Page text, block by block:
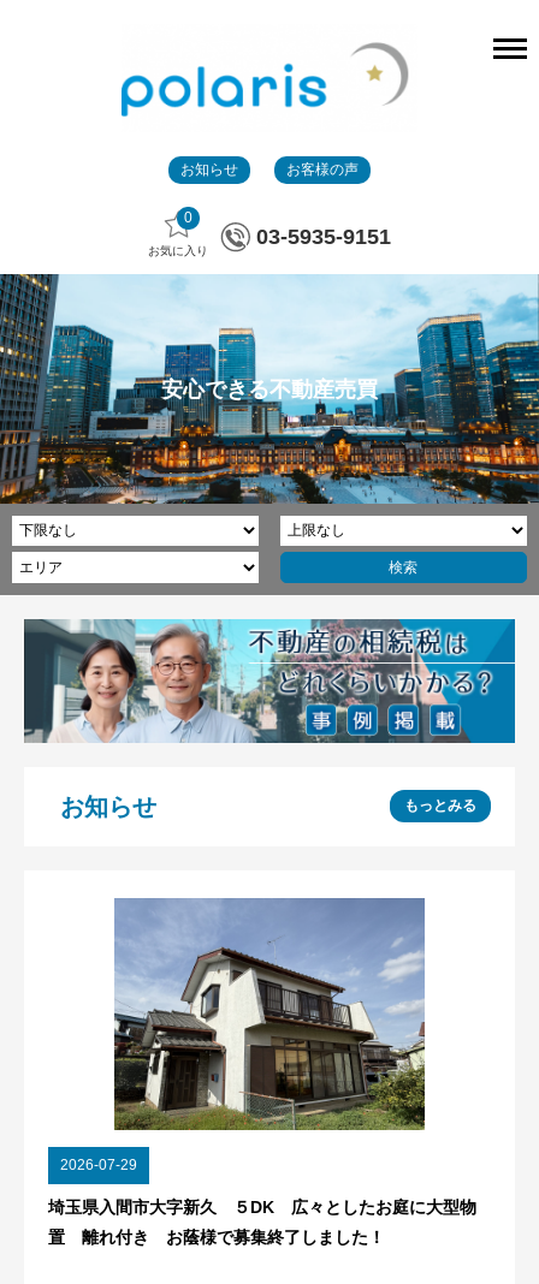
お知らせ お客様の声
0
お気に入り
03-5935-9151
安心できる不動産売買
お知らせ もっとみる
2026-07-29
埼玉県入間市大字新久 ５DK 広々としたお庭に大型物
置 離れ付き お蔭様で募集終了しました！